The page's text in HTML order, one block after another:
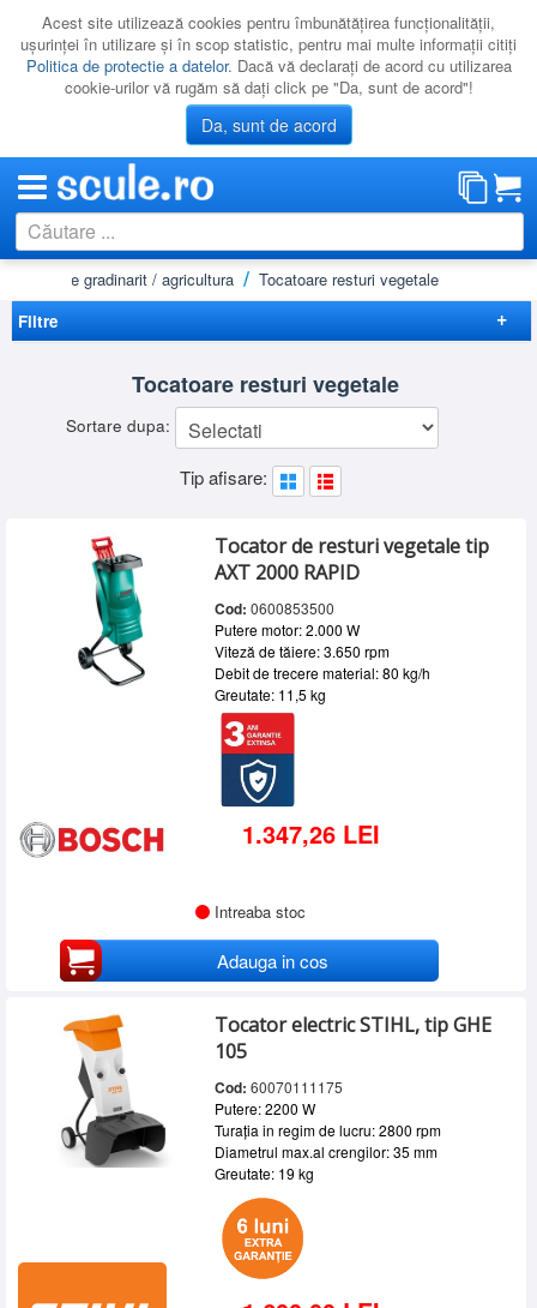
Acest site utilizează cookies pentru îmbunătăţirea funcţionalităţii,
uşurinţei în utilizare şi în scop statistic, pentru mai multe informaţii citiţi
Politica de protectie a datelor. Dacă vă declaraţi de acord cu utilizarea
cookie-urilor vă rugăm să daţi click pe "Da, sunt de acord"!
Da, sunt de acord
CATEGORII
PROMOTII
LICHIDARE
INCHIRIERI
CONTACT
Utilaje gradinarit / agricultura
Tocatoare resturi vegetale
Filtre
Disponibilitate
FAR TOOLS
MAKITA(1)
STIHL(4)
Tocatoare resturi vegetale
Sortare dupa:
Tip afisare:
Tocator de resturi vegetale tip
AXT 2000 RAPID
Cod: 0600853500
Putere motor: 2.000 W
Viteză de tăiere: 3.650 rpm
Debit de trecere material: 80 kg/h
Greutate: 11,5 kg
1.347,26 LEI
Intreaba stoc
Adauga in cos
Tocator electric STIHL, tip GHE
105
Cod: 60070111175
Putere: 2200 W
Turația in regim de lucru: 2800 rpm
Diametrul max.al crengilor: 35 mm
Greutate: 19 kg